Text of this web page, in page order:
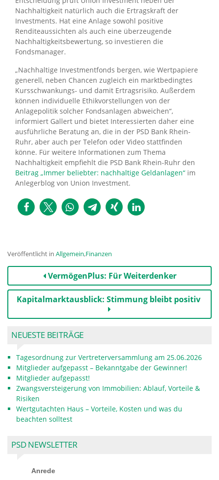
Nachhaltigkeit natürlich auch die Ertragskraft der
Investments. Hat eine Anlage sowohl positive
Renditeaussichten als auch eine überzeugende
Nachhaltigkeitsbewertung, so investieren die
Fondsmanager.
„Nachhaltige Investmentfonds bergen, wie Wertpapiere
generell, neben Chancen zugleich ein marktbedingtes
Kursschwankungs- und damit Ertragsrisiko. Außerdem
können individuelle Ethikvorstellungen von der
Anlagepolitik solcher Fondsanlagen abweichen“,
informiert Gallert und bietet Interessierten daher eine
ausführliche Beratung an, die in der PSD Bank Rhein-
Ruhr, aber auch per Telefon oder Video stattfinden
könne. Für weitere Informationen zum Thema
Nachhaltigkeit empfiehlt die PSD Bank Rhein-Ruhr den
Beitrag „Immer beliebter: nachhaltige Geldanlagen“ im
Anlegerblog von Union Investment.
Veröffentlicht in Allgemein,Finanzen
Beitrags-
NavigationVermögenPlus: Für Weiterdenker
Kapitalmarktausblick: Stimmung bleibt positiv
NEUESTE BEITRÄGE
Tagesordnung zur Vertreterversammlung am 25.06.2026
Mitglieder aufgepasst – Bekanntgabe der Gewinner!
Mitglieder aufgepasst!
Zwangsversteigerung von Immobilien: Ablauf, Vorteile &
Risiken
Wertgutachten Haus – Vorteile, Kosten und was du
beachten solltest
PSD NEWSLETTER
Anrede